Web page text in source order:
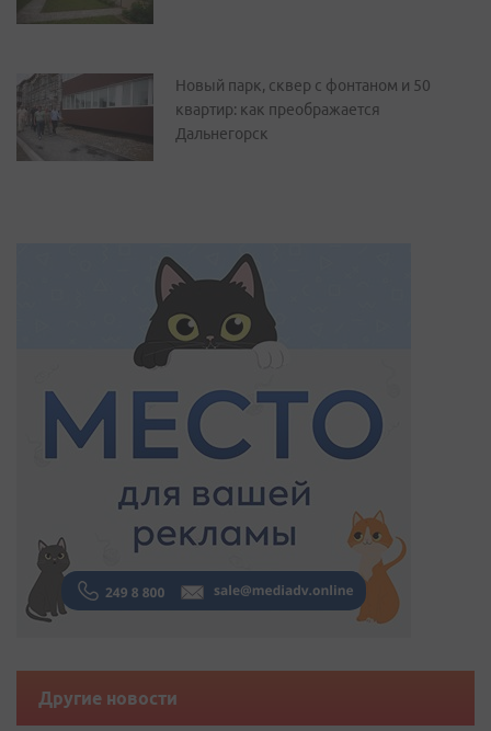
Новый парк, сквер с фонтаном и 50
квартир: как преображается
Дальнегорск
Другие новости